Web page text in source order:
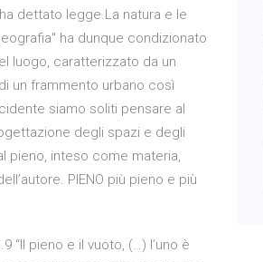
dettato legge.La natura e le
ha dunque condizionato
luogo, caratterizzato da un
un frammento urbano così
siamo soliti pensare al
degli spazi e degli
pieno, inteso come materia,
PIENO più pieno e più
“Il pieno e il vuoto, (…) l’uno è